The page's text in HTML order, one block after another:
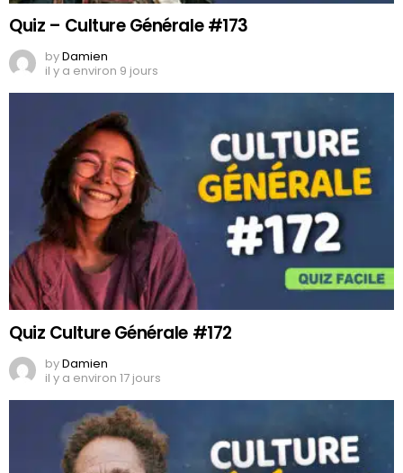
Quiz – Culture Générale #173
byDamien
il y a environ 9 jours
Quiz Culture Générale #172
byDamien
il y a environ 17 jours